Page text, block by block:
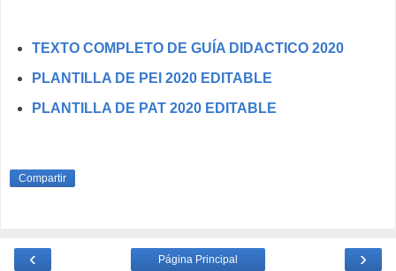
TEXTO COMPLETO DE GUÍA DIDACTICO 2020
PLANTILLA DE PEI 2020 EDITABLE
PLANTILLA DE PAT 2020 EDITABLE
Compartir
‹ ›
Página Principal